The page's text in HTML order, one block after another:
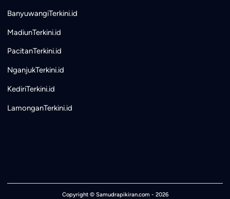
BanyuwangiTerkini.id
MadiunTerkini.id
PacitanTerkini.id
NganjukTerkini.id
KediriTerkini.id
LamonganTerkini.id
Copyright © Samudrapikiran.com - 2026